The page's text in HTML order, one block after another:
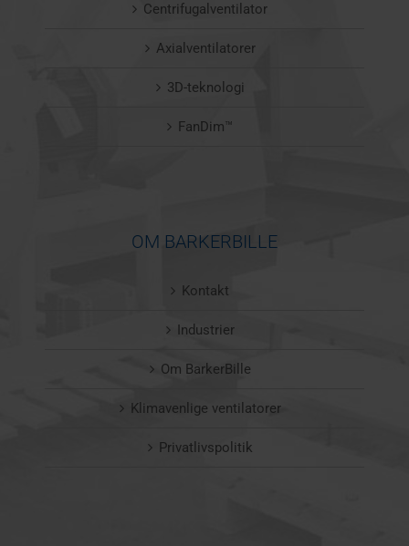
Centrifugalventilator
Axialventilatorer
3D-teknologi
FanDim™
OM BARKERBILLE
Kontakt
Industrier
Om BarkerBille
Klimavenlige ventilatorer
Privatlivspolitik